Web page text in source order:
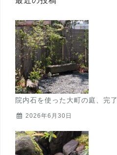
院内石を使った大町の庭、完了
2026年6月30日